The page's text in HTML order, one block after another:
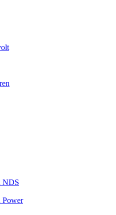
NDS
Power